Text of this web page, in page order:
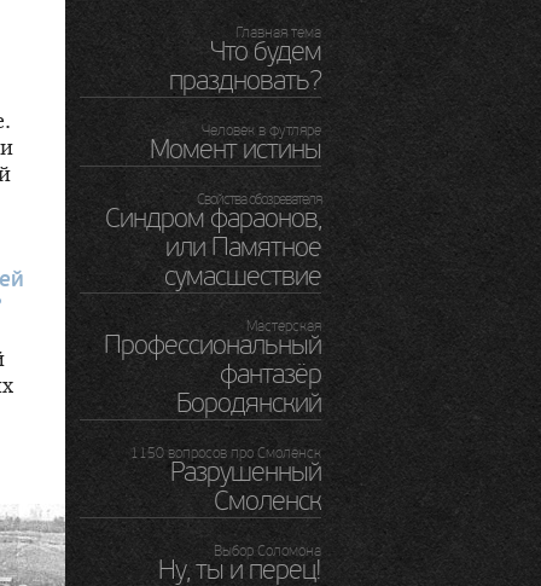
Главная тема
Что будем
праздновать?
Человек в футляре
Момент истины
Свойства обозревателя
Синдром фараонов,
или Памятное
сумасшествие
Мастерская
Профессиональный
фантазёр
Бородянский
1150 вопросов про Смоленск
Разрушенный
Смоленск
Выбор Соломона
Ну, ты и перец!